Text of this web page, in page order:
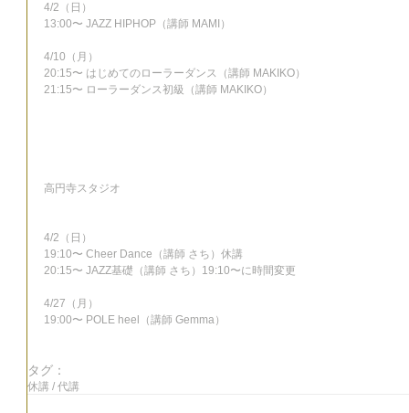
4/2（日）
13:00〜 JAZZ HIPHOP（講師 MAMI）
4/10（月）
20:15〜 はじめてのローラーダンス（講師 MAKIKO）
21:15〜 ローラーダンス初級（講師 MAKIKO）
高円寺スタジオ
4/2（日）
19:10〜 Cheer Dance（講師 さち）休講
20:15〜 JAZZ基礎（講師 さち）19:10〜に時間変更
4/27（月）
19:00〜 POLE heel（講師 Gemma）
タグ：
休講 / 代講